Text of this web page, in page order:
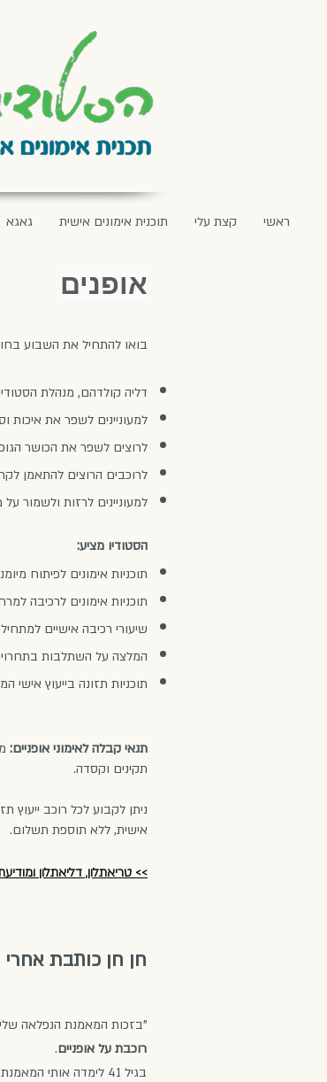
ראשי קצת עלי תוכנית אימונים אישית גאגא
אופנים
בואו להתחיל את השבוע
דליה קולדהם, מנהלת
למעוניינים לשפר את איכות
לרוצים לשפר את הכושר
לרוכבים הרוצים להתאמן
למעוניינים לרזות ולשמור
הסטודיו מציע:
תוכניות אימונים לפיתוח
תוכניות אימונים לרכיבה
שיעורי רכיבה אישיים
המלצה על השתלבות
תוכניות תזונה בייעוץ אישי
תנאי קבלה לאימוני אופניים:
תקינים וקסדה.
ניתן לקבוע לכל רוכב ייעוץ
אישית, ללא תוספת תשלום.
>> טריאתלון, דליאתלון
חן חן כותבת
"בזכות המאמנת הנפלאה
רוכבת על אופניים.
בגיל 41 לימדה אותי המאמנת שלי לחיים, דליה, שהכל אפשרי, קיבלתי ביטחון, העצמה והגשמתי חלום.